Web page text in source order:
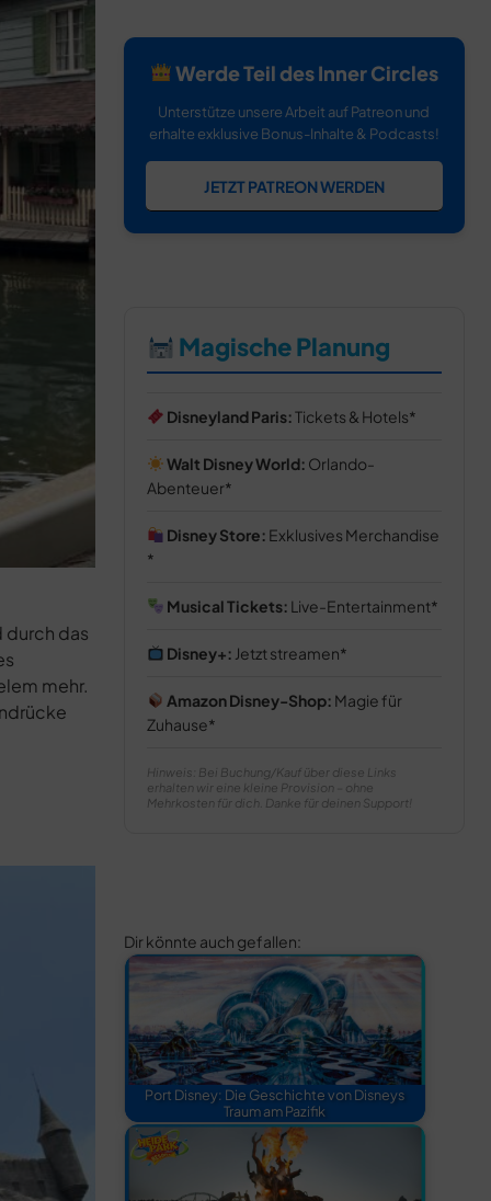
durch das
mehr.
Werde Teil des Inner Circles
Unterstütze unsere Arbeit auf Patreon und
erhalte exklusive Bonus-Inhalte & Podcasts!
JETZT PATREON WERDEN
Magische Planung
Disneyland Paris:Tickets & Hotels
Walt Disney World: Orlando-
Abenteuer
Disney Store: Exklusives Merchandise
Musical Tickets: Live-Entertainment
Disney+: Jetzt streamen
Amazon Disney-Shop: Magie für
Zuhause
Hinweis: Bei Buchung/Kauf über diese Links
erhalten wir eine kleine Provision – ohne
Mehrkosten für dich. Danke für deinen Support!
Dir könnte auch gefallen:
Port Disney: Die Geschichte von Disneys
Traum am Pazifik